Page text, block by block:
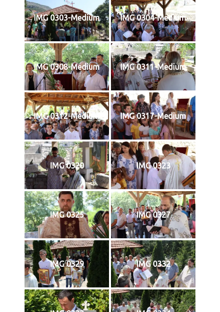
IMG 0303-Medium IMG 0304-Medium
IMG 0308-Medium IMG 0311-Medium
IMG 0312-Medium IMG 0317-Medium
IMG 0320 IMG 0323
IMG 0325 IMG 0327
IMG 0329 IMG 0332